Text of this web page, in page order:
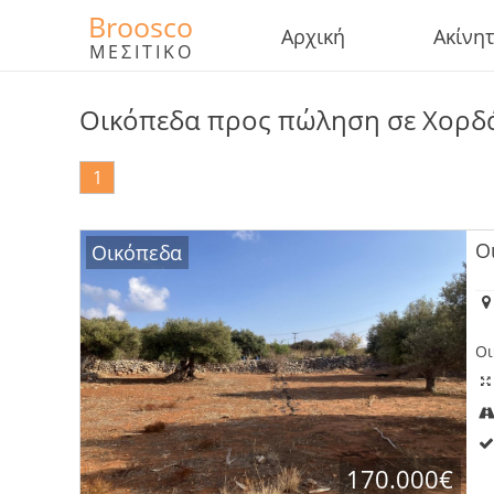
Broosco
ΜΕΣΙΤΙΚΟ
Αρχική
Οικόπεδα προς πώληση σε
1
Οικόπεδα
170.000€